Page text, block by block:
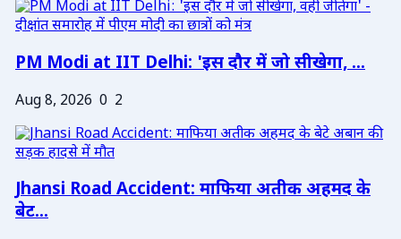
PM Modi at IIT Delhi: 'इस दौर में जो सीखेगा, ...
Aug 8, 2026 0 2
Jhansi Road Accident: माफिया अतीक अहमद के
बेट...